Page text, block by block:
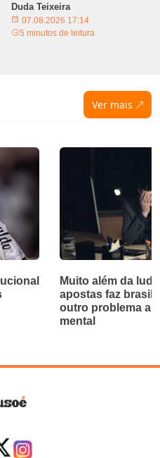
Duda Teixeira
07.08.2026 17:14
5 minutos de leitura
Ver mais
Muito além da
apostas faz
outro problema
mental